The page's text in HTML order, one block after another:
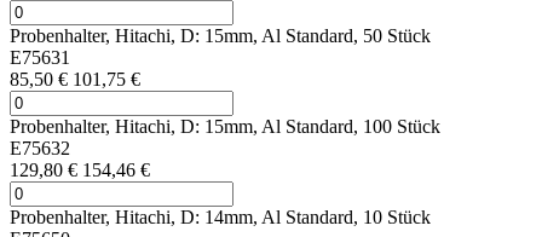
Probenhalter, Hitachi, D: 15mm, Al Standard, 50 Stück
E75631
85,50 € 101,75 €
Probenhalter, Hitachi, D: 15mm, Al Standard, 100 Stück
E75632
129,80 € 154,46 €
Probenhalter, Hitachi, D: 14mm, Al Standard, 10 Stück